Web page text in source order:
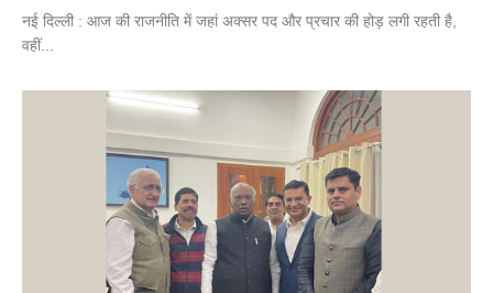
तकनीक
विशेष
नई दिल्ली : आज की राजनीति में जहां अक्सर पद और प्रचार की होड़ लगी रहती है,
वहीं...